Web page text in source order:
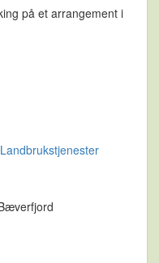
på et arrangement i